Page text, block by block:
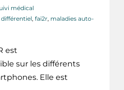
médical
, fai2r, maladies auto-
est
sur les différents
Elle est